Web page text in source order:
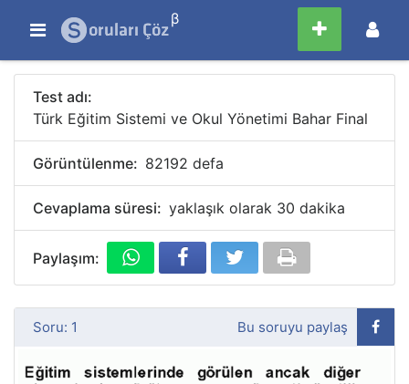
β
Test adı:
Türk Eğitim Sistemi ve Okul Yönetimi Bahar Final
Görüntülenme: 82192 defa
Cevaplama süresi: yaklaşık olarak 30 dakika
Paylaşım:
Soru: 1 Bu soruyu paylaş